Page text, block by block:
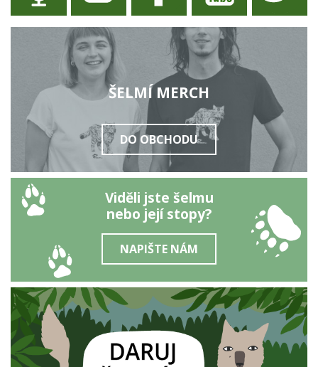
ŠELMÍ MERCH
DO OBCHODU
Viděli jste šelmu
nebo její stopy?
NAPIŠTE NÁM